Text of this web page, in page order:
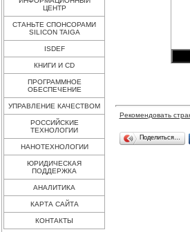
ЦЕНТР
СТАНЬТЕ СПОНСОРАМИ
SILICON TAIGA
ISDEF
КНИГИ И CD
ПРОГРАММНОЕ
ОБЕСПЕЧЕНИЕ
УПРАВЛЕНИЕ КАЧЕСТВОМ
РОССИЙСКИЕ
ТЕХНОЛОГИИ
НАНОТЕХНОЛОГИИ
ЮРИДИЧЕСКАЯ
ПОДДЕРЖКА
АНАЛИТИКА
КАРТА САЙТА
КОНТАКТЫ
Рекомендовать
Поделиться…